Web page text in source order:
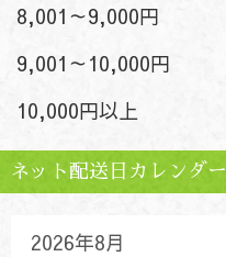
8,001～9,000円
9,001～10,000円
10,000円以上
ネット配送日カレンダー
2026年8月